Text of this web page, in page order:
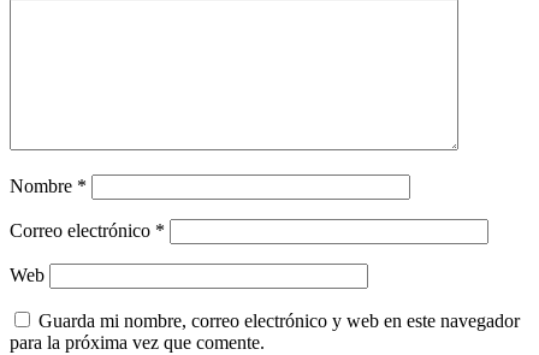
Nombre *
Correo electrónico *
Web
Guarda mi nombre, correo electrónico y web en este navegador
para la próxima vez que comente.